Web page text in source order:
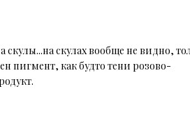
скулы...на скулах вообще не видно,
пигмент, как будто тени розово-